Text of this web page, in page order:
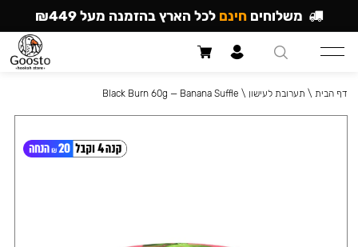
דף הבית \ תערובת לעישון \
Black Burn 60g — Banana Suffle
משלוחים חינם לכל הארץ בהזמנה מעל ₪449